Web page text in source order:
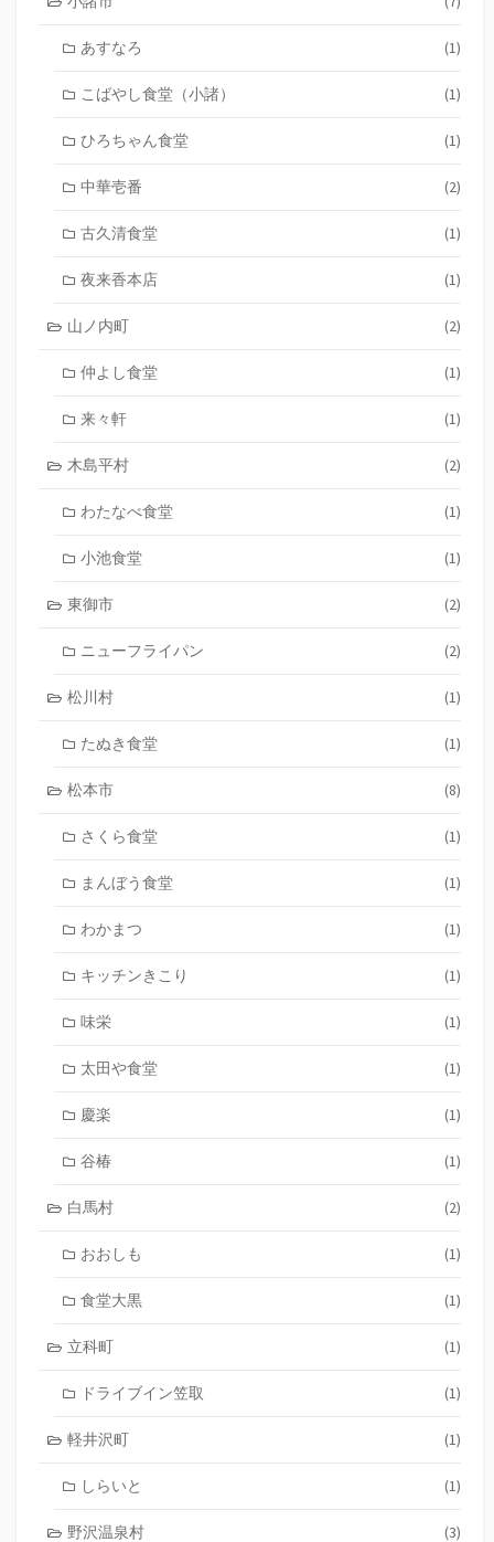
あすなろ (1)
こばやし食堂（小諸） (1)
ひろちゃん食堂 (1)
中華壱番 (2)
古久清食堂 (1)
夜来香本店 (1)
山ノ内町 (2)
仲よし食堂 (1)
来々軒 (1)
木島平村 (2)
わたなべ食堂 (1)
小池食堂 (1)
東御市 (2)
ニューフライパン (2)
松川村 (1)
たぬき食堂 (1)
松本市 (8)
さくら食堂 (1)
まんぼう食堂 (1)
わかまつ (1)
キッチンきこり (1)
味栄 (1)
太田や食堂 (1)
慶楽 (1)
谷椿 (1)
白馬村 (2)
おおしも (1)
食堂大黒 (1)
立科町 (1)
ドライブイン笠取 (1)
軽井沢町 (1)
しらいと (1)
野沢温泉村 (3)